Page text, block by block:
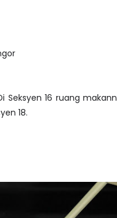
Seksyen 16 ruang
18.